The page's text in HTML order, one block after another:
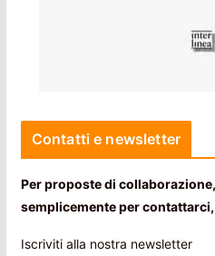
Contatti e newsletter
Per proposte di
semplicemente per
Iscriviti alla nostra newsletter